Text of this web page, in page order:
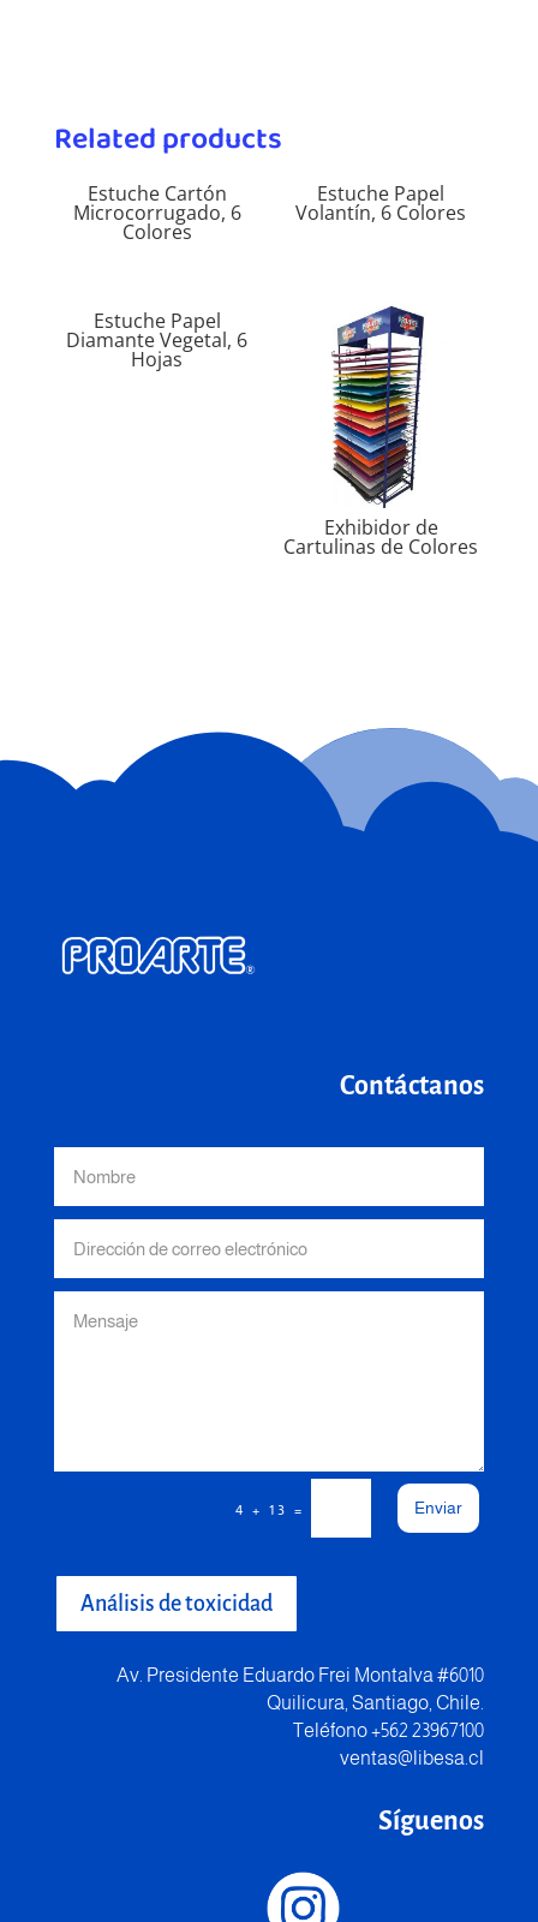
Related products
Estuche Cartón
Microcorrugado, 6
Colores
Estuche Papel
Volantín, 6 Colores
Estuche Papel
Diamante Vegetal, 6
Hojas
Exhibidor de
Cartulinas de Colores
Contáctanos
4 + 13 = Enviar
Análisis de toxicidad
Av. Presidente Eduardo Frei Montalva #6010
Quilicura, Santiago, Chile.
Teléfono +562 23967100
ventas@libesa.cl
Síguenos